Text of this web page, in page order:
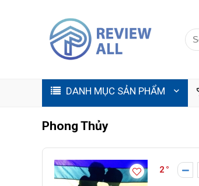
DANH MỤC SẢN PHẨM
Phong Thủy
2